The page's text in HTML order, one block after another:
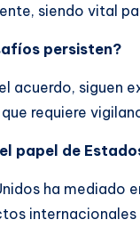
siendo vital
persisten?
acuerdo, siguen
requiere
papel de
ha mediado
internacionales